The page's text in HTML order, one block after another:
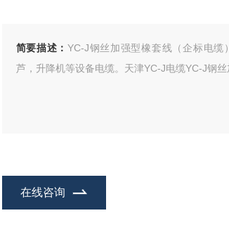
简要描述： YC-J钢丝加强型橡套线（企标电缆
芦，升降机等设备电缆。天津YC-J电缆YC-J钢
在线咨询